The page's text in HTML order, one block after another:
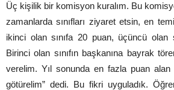
Üç kişilik bir komisyon kuralım. Bu
zamanlarda sınıfları ziyaret etsin, en
ikinci olan sınıfa 20 puan, üçüncü olan
Birinci olan sınıfın başkanına bayrak
verelim. Yıl sonunda en fazla puan alan
götürelim” dedi. Bu fikri uyguladık.